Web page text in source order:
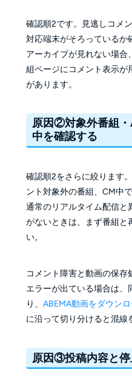
確認順2です。見逃しコメ
対応端末がそろっているか
アーカイブが見れない場合
組ページにコメント表示が
があります。
原因②対象外番組・
中を確認する
確認順2をさらに絞ります
ント対象外の番組、CM中
通常のリアルタイム配信と
がないときは、まず番組と
い。
コメント障害と動画の保
エラーが出ている場合は、
り、 ABEMA動画をダウン
に沿って切り分けると混線
原因③投稿内容と